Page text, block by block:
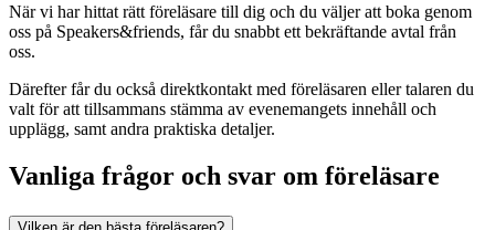
När vi har hittat rätt föreläsare till dig och du väljer att boka genom
oss på Speakers&friends, får du snabbt ett bekräftande avtal från
oss.
Därefter får du också direktkontakt med föreläsaren eller talaren du
valt för att tillsammans stämma av evenemangets innehåll och
upplägg, samt andra praktiska detaljer.
Vanliga frågor och svar om föreläsare